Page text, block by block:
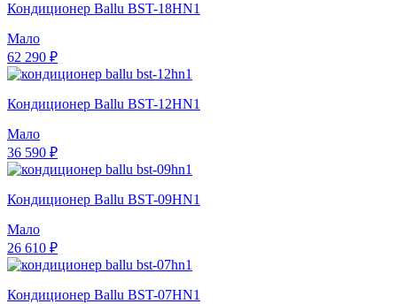
Кондиционер Ballu BST-18HN1
Мало
62 290 ₽
Кондиционер Ballu BST-12HN1
Мало
36 590 ₽
Кондиционер Ballu BST-09HN1
Мало
26 610 ₽
Кондиционер Ballu BST-07HN1